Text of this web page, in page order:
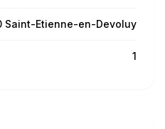
Saint-Etienne-en-Devoluy
1